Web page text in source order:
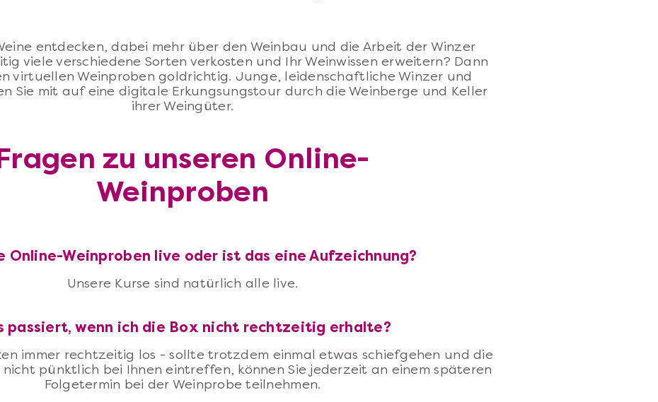
entdecken, dabei mehr über den Weinbau und die Arbeit der Winzer
viele verschiedene Sorten verkosten und Ihr Weinwissen erweitern? Dann
virtuellen Weinproben goldrichtig. Junge, leidenschaftliche Winzer und
Sie mit auf eine digitale Erkungsungstour durch die Weinberge und Keller
ihrer Weingüter.
zu unseren Online-
Weinproben
Online-Weinproben live oder ist das eine Aufzeichnung?
Unsere Kurse sind natürlich alle live.
passiert, wenn ich die Box nicht rechtzeitig erhalte?
immer rechtzeitig los - sollte trotzdem einmal etwas schiefgehen und die
nicht pünktlich bei Ihnen eintreffen, können Sie jederzeit an einem späteren
Folgetermin bei der Weinprobe teilnehmen.